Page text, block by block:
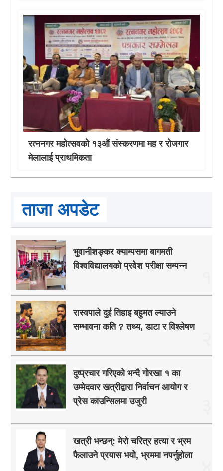
रत्ननगर महोत्सवको १३औं संस्करणमा मह र रोजगार
मेलालाई प्राथमिकता
ताजा अपडेट
भुवानीशङ्कर क्याम्पसमा बागमती
विश्वविद्यालयको प्रवेश परीक्षा सम्पन्न
रास्वपाले दुई तिहाइ बहुमत ल्याउने
सम्भावना कति ? तथ्य, डाटा र विश्लेषण
दुष्प्रचार गरिएको भन्दै गोरखा १ का
उम्मेदवार खत्रीद्वारा निर्वाचन आयोग र
प्रेस काउन्सिलमा उजुरी
खत्री भन्छन्: मेरो चरित्र हत्या र भ्रम
फैलाउने प्रयास भयो, भ्रममा नपर्नुहोला